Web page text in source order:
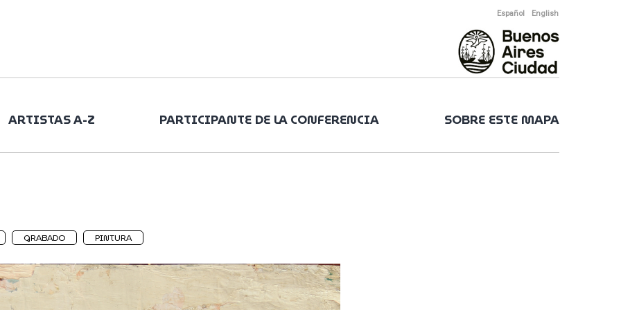
Español English
ARTISTAS A-Z PARTICIPANTE DE LA CONFERENCIA SOBRE ESTE MAPA
GRABADO PINTURA